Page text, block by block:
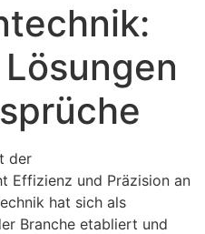
der
Effizienz und Präzision an
hat sich als
Branche etabliert und